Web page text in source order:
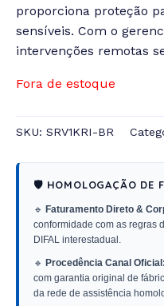
proporciona proteção
sensíveis. Com o
intervenções remotas
Fora de estoque
SKU: SRV1KRI-BR
🛡️ HOMOLOGAÇÃO DE
🔹 Faturamento Direto &
conformidade com as regras
DIFAL interestadual.
🔹 Procedência Canal Oficial:
com garantia original de
da rede de assistência